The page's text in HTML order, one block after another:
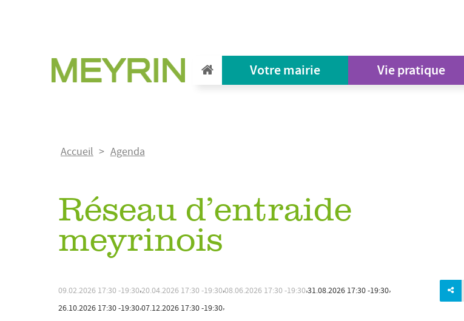
Votre mairie Vie pratique
FilAccueil Agenda
Réseau d’entraide
meyrinois